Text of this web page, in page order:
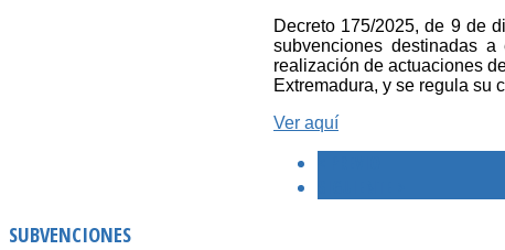
Decreto 175/2025, de 9 de
subvenciones destinadas
realización de actuaciones
Extremadura, y se regula su
Ver aquí
SUBVENCIONES